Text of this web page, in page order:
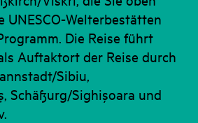
UNESCO-Welterbestätten
Die Reise führt
Auftaktort der Reise durch
Sibiu,
Schäßurg/Sighişoara und